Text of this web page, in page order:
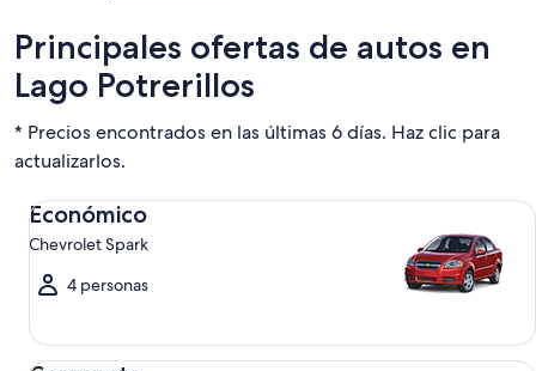
Principales ofertas de autos en
Lago Potrerillos
* Precios encontrados en las últimas 6 días. Haz clic para
actualizarlos.
Económico
Chevrolet Spark
4 personas
Económico Chevrolet Spark
Compacto Ford Focus